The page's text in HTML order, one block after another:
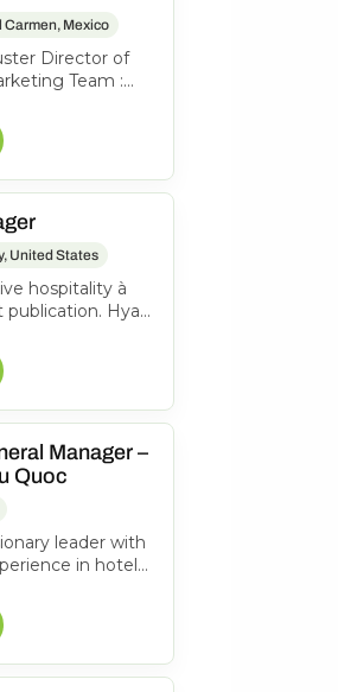
Carmen, Mexico
Director of
Team :
United States
hospitality à
publication. Hyatt
Golf Cour...
Manager –
Quoc
leader with
in hotel
success...